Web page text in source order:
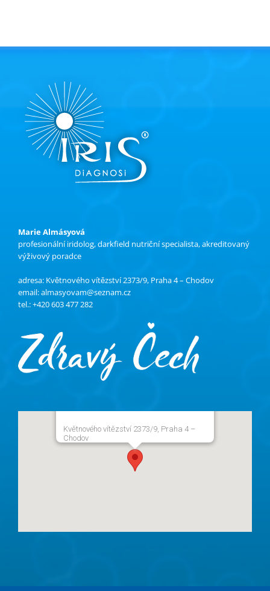
Marie Almásyová
profesionální iridolog, darkfield nutriční specialista, akreditovaný
výživový poradce
adresa: Květnového vítězství 2373/9, Praha 4 – Chodov
email:almasyovam@seznam.cz
tel.: +420 603 477 282
Květnového vítězství 2373/9, Praha 4 –
Chodov